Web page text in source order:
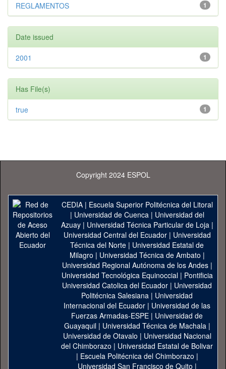
1
REGLAMENTOS
Date issued
1
2001
Has File(s)
1
true
Copyright 2024 ESPOL
CEDIA| Escuela Superior Politécnica del Litoral
| Universidad de Cuenca| Universidad del
Azuay| Universidad Técnica Particular de Loja|
Universidad Central del Ecuador| Universidad
Técnica del Norte | Universidad Estatal de
Milagro | Universidad Técnica de Ambato |
Universidad Regional Autónoma de los Andes|
Universidad Tecnológica Equinoccial| Pontificia
Universidad Catolica del Ecuador | Universidad
Politécnica Salesiana | Universidad
Internacional del Ecuador | Universidad de las
Fuerzas Armadas-ESPE | Universidad de
Guayaquil| Universidad Técnica de Machala|
Universidad de Otavalo | Universidad Nacional
del Chimborazo | Universidad Estatal de Bolivar
| Escuela Politécnica del Chimborazo |
Universidad San Francisco de Quito |